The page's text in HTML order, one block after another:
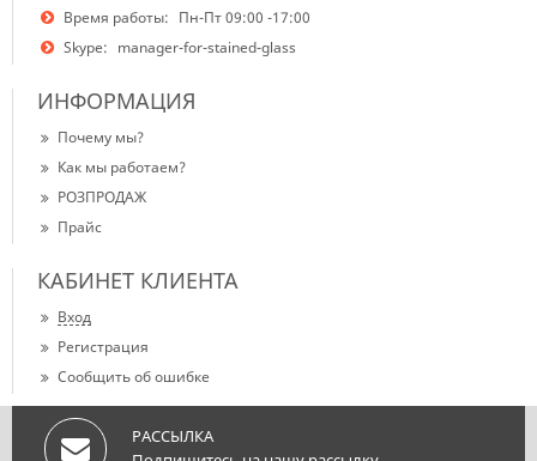
Время работы: Пн-Пт 09:00 -17:00
Skype: manager-for-stained-glass
ИНФОРМАЦИЯ
Почему мы?
Как мы работаем?
РОЗПРОДАЖ
Прайс
КАБИНЕТ КЛИЕНТА
Вход
Регистрация
Сообщить об ошибке
РАССЫЛКА